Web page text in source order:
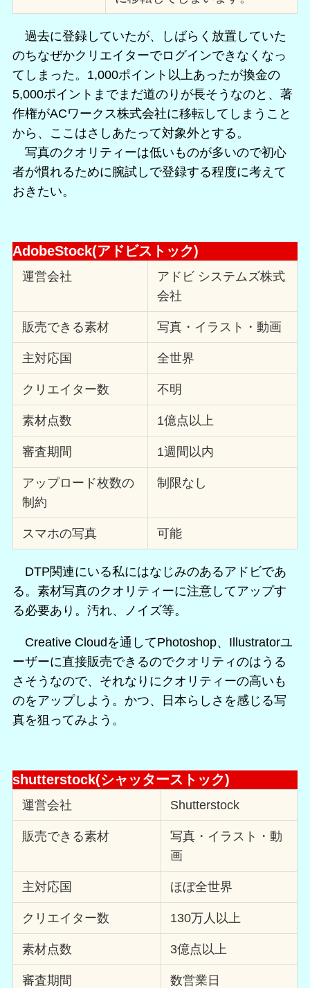
過去に登録していたが、しばらく放置していた
のちなぜかクリエイターでログインできなくなっ
てしまった。1,000ポイント以上あったが換金の
5,000ポイントまでまだ道のりが長そうなのと、著
作権がACワークス株式会社に移転してしまうこと
から、ここはさしあたって対象外とする。
写真のクオリティーは低いものが多いので初心
者が慣れるために腕試しで登録する程度に考えて
おきたい。
AdobeStock(アドビストック)
運営会社
アドビ システムズ株式
会社
販売できる素材 写真・イラスト・動画
主対応国 全世界
クリエイター数 不明
素材点数 1億点以上
審査期間 1週間以内
アップロード枚数の
制約
制限なし
スマホの写真 可能
DTP関連にいる私にはなじみのあるアドビであ
る。素材写真のクオリティーに注意してアップす
る必要あり。汚れ、ノイズ等。
Creative Cloudを通してPhotoshop、Illustratorユ
ーザーに直接販売できるのでクオリティのはうる
さそうなので、それなりにクオリティーの高いも
のをアップしよう。かつ、日本らしさを感じる写
真を狙ってみよう。
shutterstock(シャッターストック)
運営会社 Shutterstock
販売できる素材
写真・イラスト・動
画
主対応国 ほぼ全世界
クリエイター数 130万人以上
素材点数 3億点以上
審査期間 数営業日